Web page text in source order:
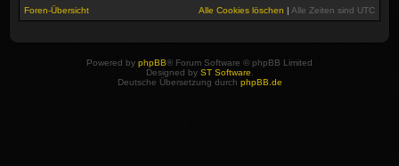
Foren-Übersicht Alle Cookies löschen | Alle Zeiten sind UTC
Powered by phpBB® Forum Software © phpBB Limited
Designed by ST Software
Deutsche Übersetzung durch phpBB.de